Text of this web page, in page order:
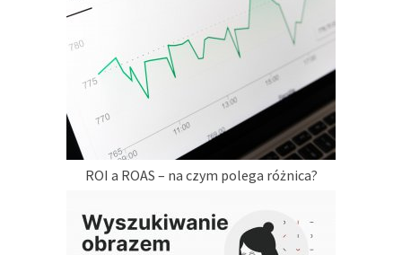
ROI a ROAS – na czym polega różnica?